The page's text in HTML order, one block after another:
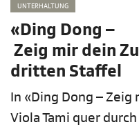
UNTERHALTUNG
«Ding Dong –
Zeig mir dein
dritten Staffel
In «Ding Dong –
Viola Tami quer